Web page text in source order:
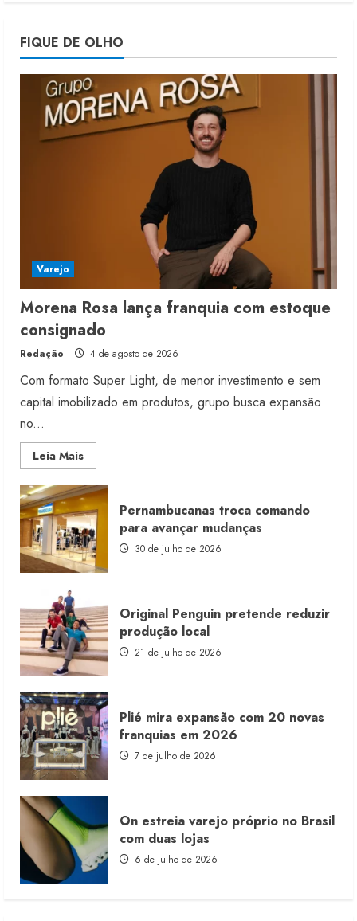
5
Projeto testa passaporte digital na
moda nacional
4 de agosto de 2026
FIQUE DE OLHO
Varejo
Morena Rosa lança franquia com estoque
consignado
Redação 4 de agosto de 2026
Com formato Super Light, de menor investimento e sem
capital imobilizado em produtos, grupo busca expansão
no...
Leia MaisRead
more
Morena
Rosa
lança
franquia
com
estoque
consignado
Pernambucanas troca comando
para avançar mudanças
30 de julho de 2026
Original Penguin pretende reduzir
produção local
21 de julho de 2026
Plié mira expansão com 20 novas
franquias em 2026
7 de julho de 2026
On estreia varejo próprio no Brasil
com duas lojas
6 de julho de 2026